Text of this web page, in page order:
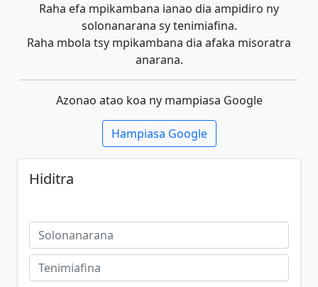
Raha efa mpikambana ianao dia ampidiro ny
solonanarana sy tenimiafina.
Raha mbola tsy mpikambana dia afaka misoratra
anarana.
Azonao atao koa ny mampiasa Google
Hampiasa Google
Hiditra